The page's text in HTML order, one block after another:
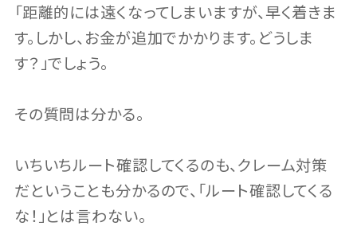
「距離的には遠くなってしまいますが、早く着きま
す。しかし、お金が追加でかかります。どうしま
す？」でしょう。
その質問は分かる。
いちいちルート確認してくるのも、クレーム対策
だということも分かるので、「ルート確認してくる
な！」とは言わない。